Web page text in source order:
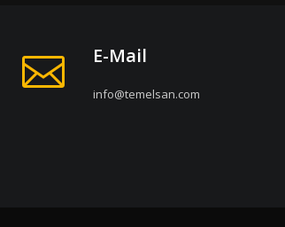
E-Mail
info@temelsan.com